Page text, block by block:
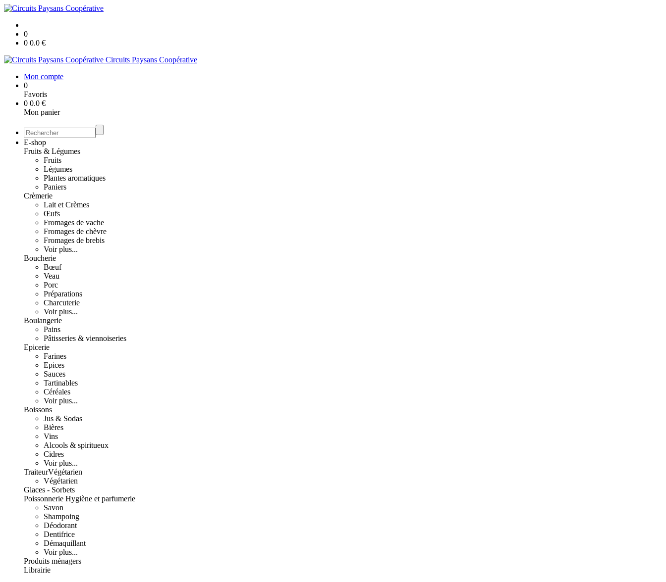
0
0 0.0 €
Circuits Paysans Coopérative
Mon compte
0
Favoris
0 0.0 €
Mon panier
E-shop
Fruits & Légumes
Fruits
Légumes
Plantes aromatiques
Paniers
Crèmerie
Lait et Crèmes
Œufs
Fromages de vache
Fromages de chèvre
Fromages de brebis
Voir plus...
Boucherie
Bœuf
Veau
Porc
Préparations
Charcuterie
Voir plus...
Boulangerie
Pains
Pâtisseries & viennoiseries
Epicerie
Farines
Epices
Sauces
Tartinables
Céréales
Voir plus...
Boissons
Jus & Sodas
Bières
Vins
Alcools & spiritueux
Cidres
Voir plus...
TraiteurVégétarien
Végétarien
Glaces - Sorbets
Poissonnerie Hygiène et parfumerie
Savon
Shampoing
Déodorant
Dentifrice
Démaquillant
Voir plus...
Produits ménagers
Librairie